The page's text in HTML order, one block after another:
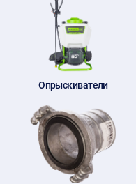
Опрыскиватели